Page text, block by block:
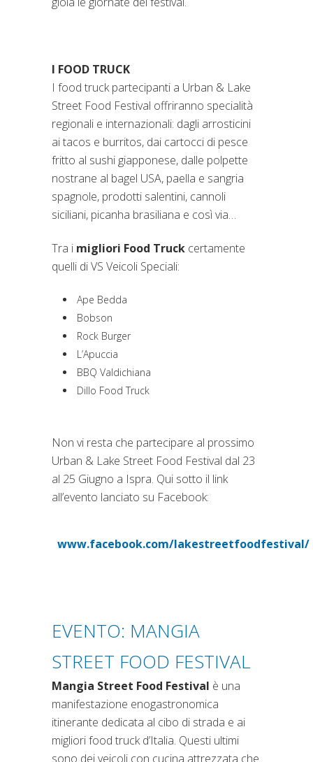
I FOOD TRUCK
I food truck partecipanti a Urban & Lake
Street Food Festival offriranno specialità
regionali e internazionali: dagli arrosticini
ai tacos e burritos, dai cartocci di pesce
fritto al sushi giapponese, dalle polpette
nostrane al bagel USA, paella e sangria
spagnole, prodotti salentini, cannoli
siciliani, picanha brasiliana e così via…
Tra i migliori Food Truck certamente
quelli di VS Veicoli Speciali:
Ape Bedda
Bobson
Rock Burger
L’Apuccia
BBQ Valdichiana
Dillo Food Truck
Non vi resta che partecipare al prossimo
Urban & Lake Street Food Festival dal 23
al 25 Giugno a Ispra. Qui sotto il link
all’evento lanciato su Facebook:
www.facebook.com/lakestreetfoodfestival/
(si apre in una nuova
EVENTO: MANGIA
STREET FOOD FESTIVAL
Mangia Street Food Festival è una
manifestazione enogastronomica
itinerante dedicata al cibo di strada e ai
migliori food truck d’Italia. Questi ultimi
sono dei veicoli con cucina attrezzata che